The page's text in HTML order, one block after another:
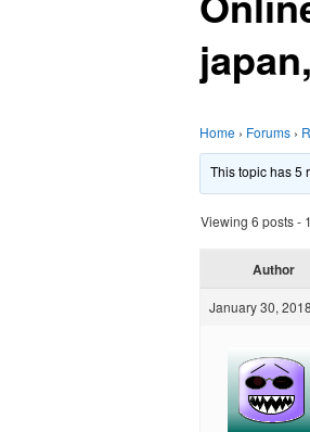
japan,
Home › Forums ›
This topic has 5
Viewing 6 posts -
Author
January 30,